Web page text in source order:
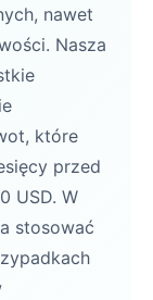
nawet
Nasza
które
przed
USD. W
stosować